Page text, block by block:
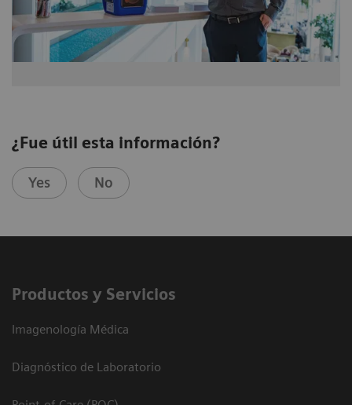
¿Fue útil esta información?
Yes No
Productos y Servicios
Imagenología Médica
Diagnóstico de Laboratorio